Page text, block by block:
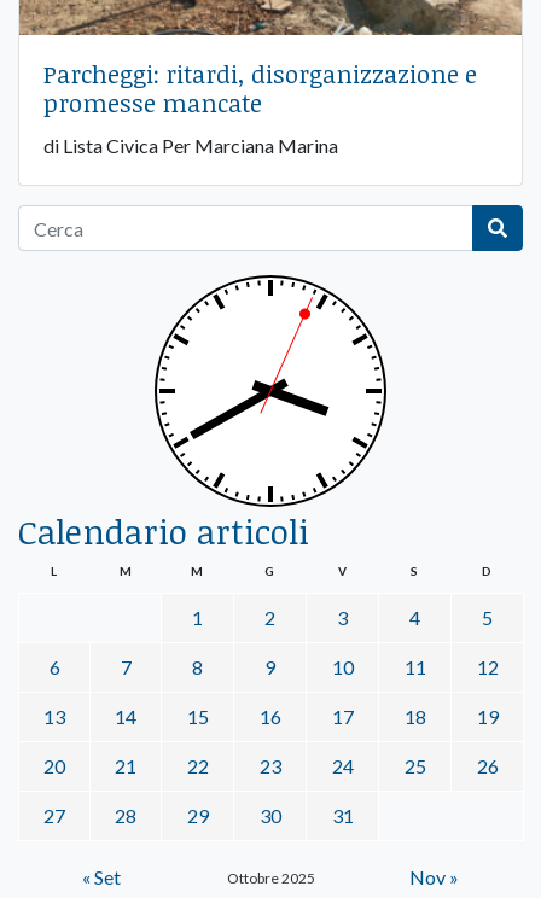
Parcheggi: ritardi, disorganizzazione e
promesse mancate
di Lista Civica Per Marciana Marina
Calendario articoli
Ottobre 2025
L M M G V S D
1 2 3 4 5
6 7 8 9 10 11 12
13 14 15 16 17 18 19
20 21 22 23 24 25 26
27 28 29 30 31
« Set Nov »